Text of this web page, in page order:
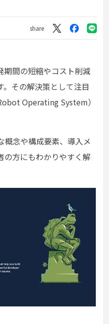
share
期間の短縮やコスト削減
その解決策として注目
Operating System）
概念や構成要素、導入メ
の方にもわかりやすく解